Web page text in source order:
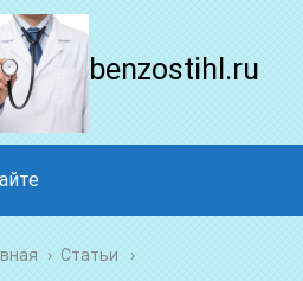
benzostihl.ru
› Статьи